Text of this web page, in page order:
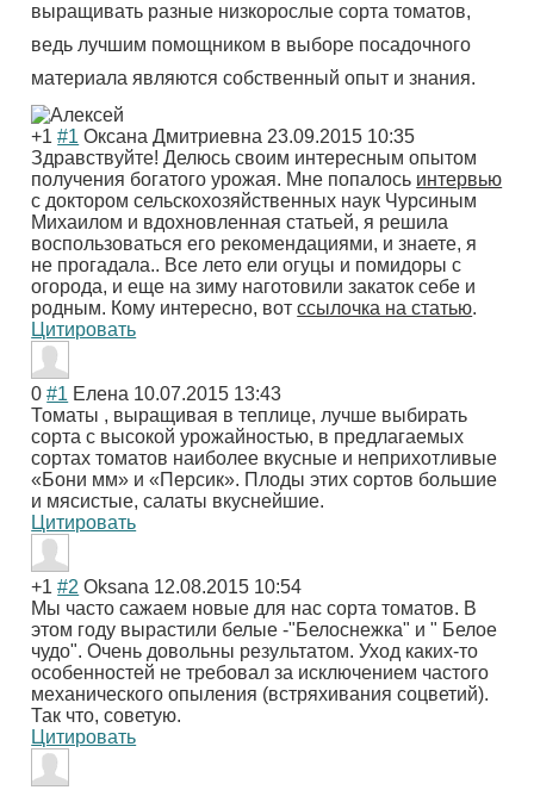
выращивать разные низкорослые сорта томатов,
ведь лучшим помощником в выборе посадочного
материала являются собственный опыт и знания.
+1 #1 Оксана Дмитриевна 23.09.2015 10:35
Здравствуйте! Делюсь своим интересным опытом
получения богатого урожая. Мне попалось интервью
с доктором сельскохозяйственных наук Чурсиным
Михаилом и вдохновленная статьей, я решила
воспользоваться его рекомендациями, и знаете, я
не прогадала.. Все лето ели огуцы и помидоры с
огорода, и еще на зиму наготовили закаток себе и
родным. Кому интересно, вотссылочка на статью.
Цитировать
0 #1 Елена 10.07.2015 13:43
Томаты , выращивая в теплице, лучше выбирать
сорта с высокой урожайностью, в предлагаемых
сортах томатов наиболее вкусные и неприхотливые
«Бони мм» и «Персик». Плоды этих сортов большие
и мясистые, салаты вкуснейшие.
Цитировать
+1 #2 Oksana 12.08.2015 10:54
Мы часто сажаем новые для нас сорта томатов. В
этом году вырастили белые -"Белоснежка" и " Белое
чудо". Очень довольны результатом. Уход каких-то
особенностей не требовал за исключением частого
механического опыления (встряхивания соцветий).
Так что, советую.
Цитировать